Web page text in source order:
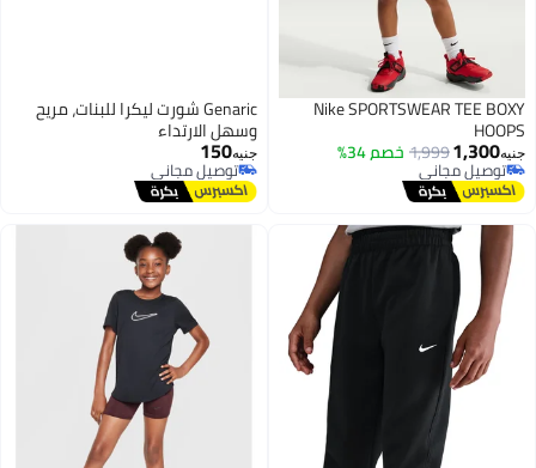
Nike SPORTSWEAR TEE BOXY
HOOPS
جنيه1,300
1,999خصم 34%
توصيل مجاني
توصيل مجاني 3
Genaric شورت ليكرا للبنات، مريح
وسهل الارتداء
جنيه150
توصيل مجاني
توصيل مجاني